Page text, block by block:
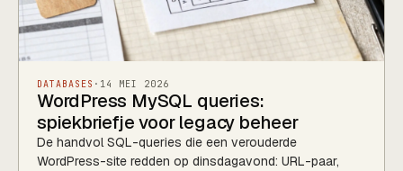
DATABASES · 14 MEI 2026
WordPress MySQL queries:
spiekbriefje voor legacy beheer
De handvol SQL-queries die een verouderde
WordPress-site redden op dinsdagavond: URL-paar,